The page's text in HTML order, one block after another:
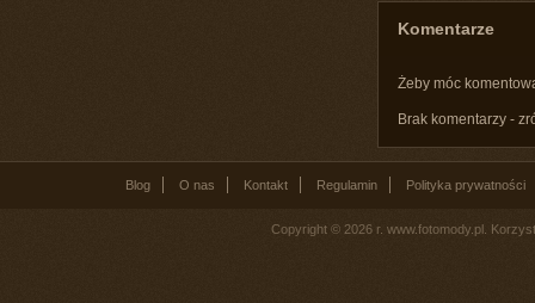
Komentarze
Żeby móc
Brak komentarzy -
Blog O nas Kontakt Regulamin Polityka prywatności
Copyright © 2026 r. www.fotomody.pl.